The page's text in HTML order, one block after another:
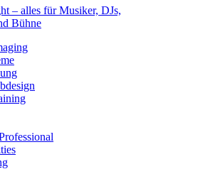
– alles für Musiker, DJs,
Bühne